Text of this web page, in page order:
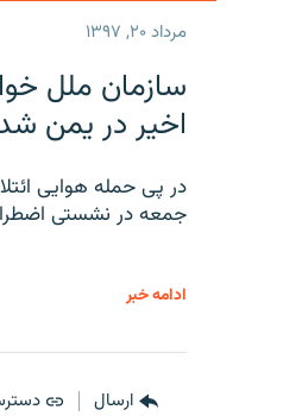
مرداد ۲۰, ۱۳۹۷
سازمان ملل
اخیر در یمن
در پی حمله هوایی
جمعه در نشستی
ادامه خبر
ارسال